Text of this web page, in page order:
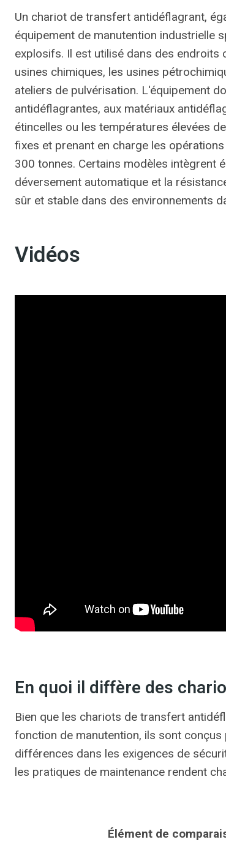
Un chariot de transfert antidéflagrant,
équipement de manutention industrielle
explosifs. Il est utilisé dans des
usines chimiques, les usines
ateliers de pulvérisation. L'équipement
antidéflagrantes, aux matériaux
étincelles ou les températures élevées
fixes et prenant en charge les
300 tonnes. Certains modèles intègrent
déversement automatique et la
sûr et stable dans des environnements
Vidéos
En quoi il diffère des
Bien que les chariots de transfert
fonction de manutention, ils sont
différences dans les exigences de
les pratiques de maintenance rendent
Élément de